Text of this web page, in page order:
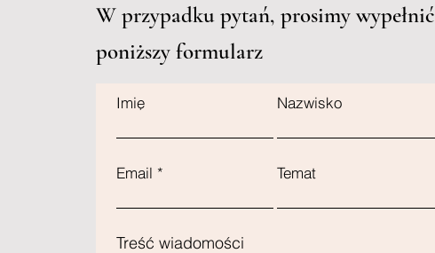
W przypadku pytań, prosimy wypełnić
poniższy formularz
Imię Nazwisko
Email Temat
Treść wiadomości